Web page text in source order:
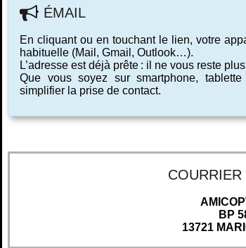
ÉMAIL
En cliquant ou en touchant le lien, votre
habituelle (Mail, Gmail, Outlook…).
L’adresse est déjà prête : il ne vous reste
Que vous soyez sur smartphone,
simplifier la prise de contact.
COURRIER
BP
13721